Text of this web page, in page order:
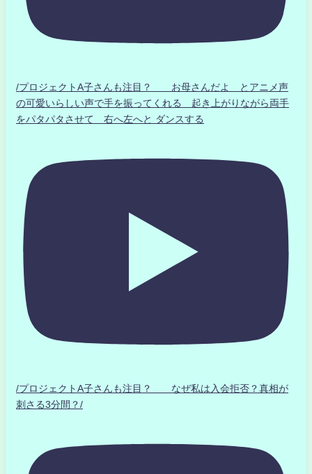
/プロジェクトA子さんも注目？ お母さんだよ とアニメ声
の可愛いらしい声で手を振ってくれる 起き上がりながら両手
をパタパタさせて 右へ左へと ダンスする
/プロジェクトA子さんも注目？ なぜ私は入会拒否？真相が
刺さる3分間？/